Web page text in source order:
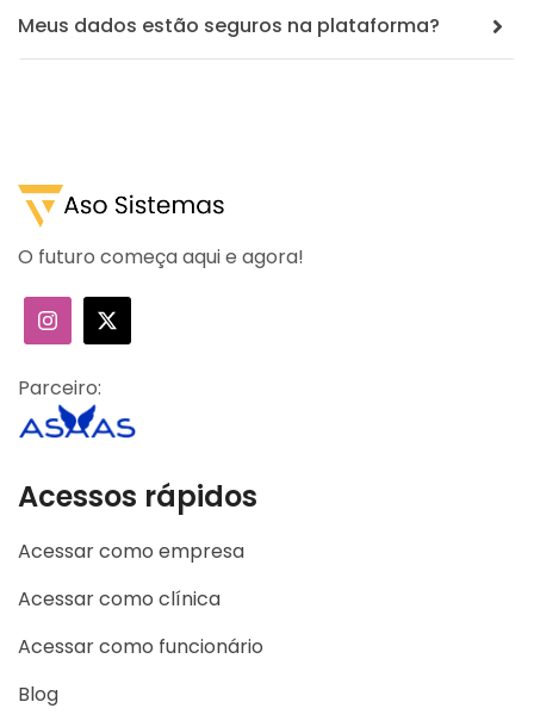
Meus dados estão seguros na plataforma?
O futuro começa aqui e agora!
Parceiro:
Acessos rápidos
Acessar como empresa
Acessar como clínica
Acessar como funcionário
Blog